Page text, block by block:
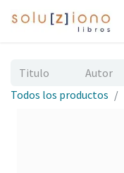
Todos los productos